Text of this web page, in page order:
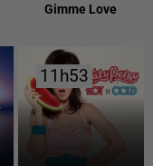
Gimme Love
11h53
11h53